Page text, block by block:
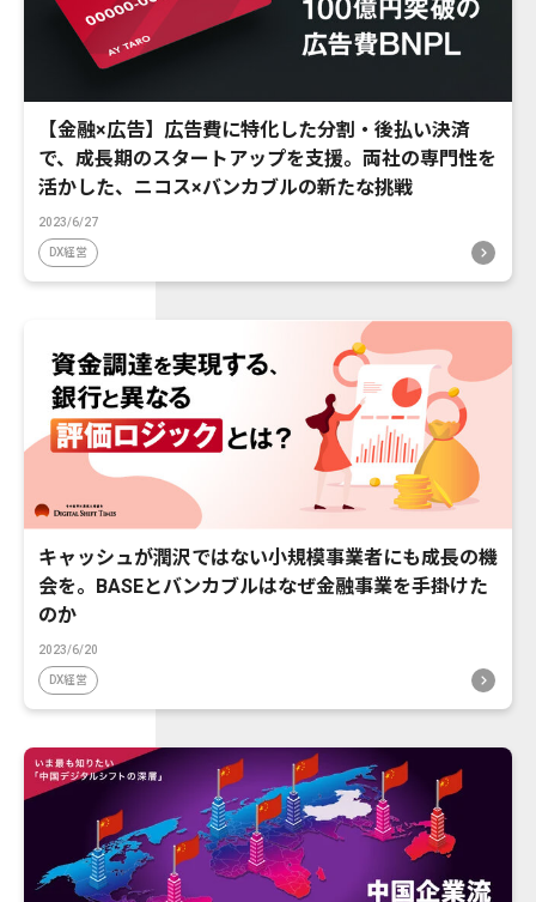
【金融×広告】広告費に特化した分割・後払い決済
で、成長期のスタートアップを支援。両社の専門性を
活かした、ニコス×バンカブルの新たな挑戦
2023/6/27
DX経営
キャッシュが潤沢ではない小規模事業者にも成長の機
会を。BASEとバンカブルはなぜ金融事業を手掛けた
のか
2023/6/20
DX経営